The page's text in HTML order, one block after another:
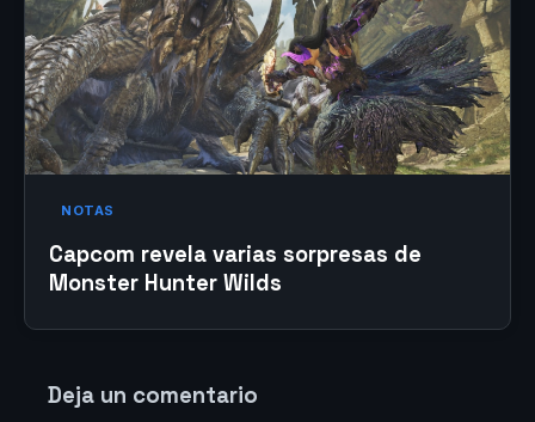
NOTAS
Capcom revela varias sorpresas de
Monster Hunter Wilds
Deja un comentario